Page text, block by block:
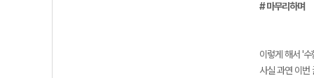
# 마무리하며
이렇게 해서 '
사실 과연 이번